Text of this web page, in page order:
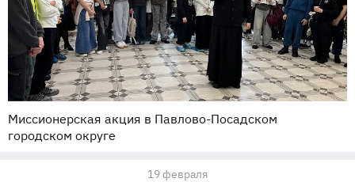
Миссионерская акция в Павлово-Посадском
городском округе
19 февраля